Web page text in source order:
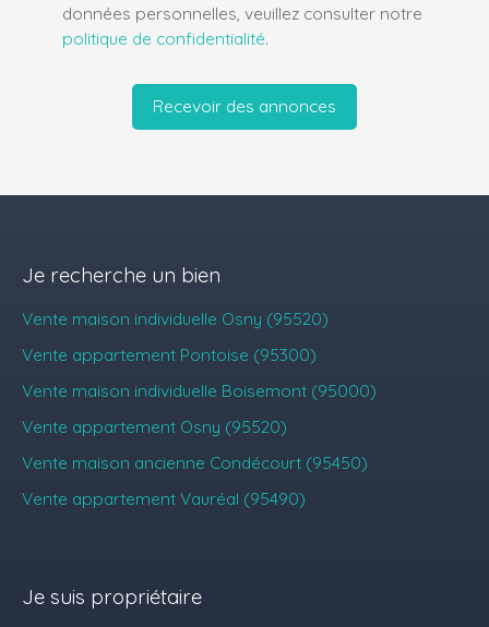
données personnelles, veuillez consulter notre
politique de confidentialité.
Recevoir des annonces
Je recherche un bien
Vente maison individuelle Osny (95520)
Vente appartement Pontoise (95300)
Vente maison individuelle Boisemont (95000)
Vente appartement Osny (95520)
Vente maison ancienne Condécourt (95450)
Vente appartement Vauréal (95490)
Je suis propriétaire